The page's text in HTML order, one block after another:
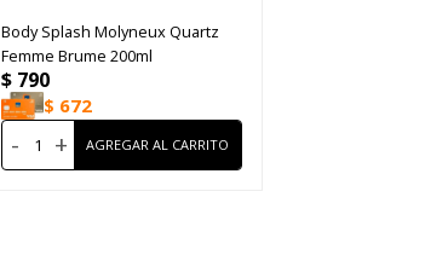
Body Splash Molyneux Quartz
Femme Brume 200ml
$ 790
$ 672
- +